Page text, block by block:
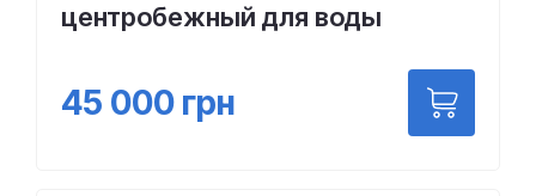
центробежный для воды
45 000 грн